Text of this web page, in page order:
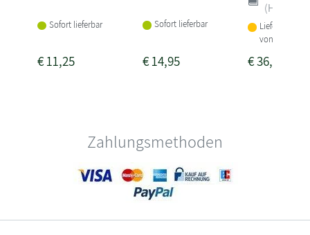
Sofort lieferbar
€11,25
Sofort lieferbar
€14,95
Lieferbar
von 1-2
€36,50
Zahlungsmethoden